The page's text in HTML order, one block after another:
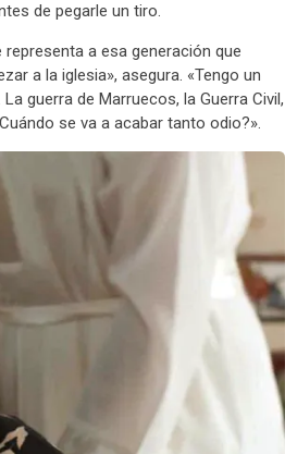
de pegarle un tiro.
a esa generación que
a la iglesia», asegura. «Tengo un
guerra de Marruecos, la Guerra Civil,
se va a acabar tanto odio?».